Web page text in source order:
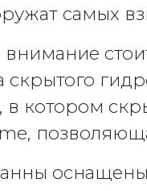
самых
скрытого
в котором
оснащены